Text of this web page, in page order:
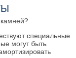
камней?
специальные
могут быть